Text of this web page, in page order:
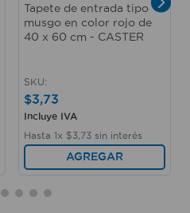
Tapete de entrada tipo
musgo en color rojo de
40 x 60 cm - CASTER
SKU:
$3,73
Incluye IVA
Hasta 1x $3 73 sin interés
AGREGAR